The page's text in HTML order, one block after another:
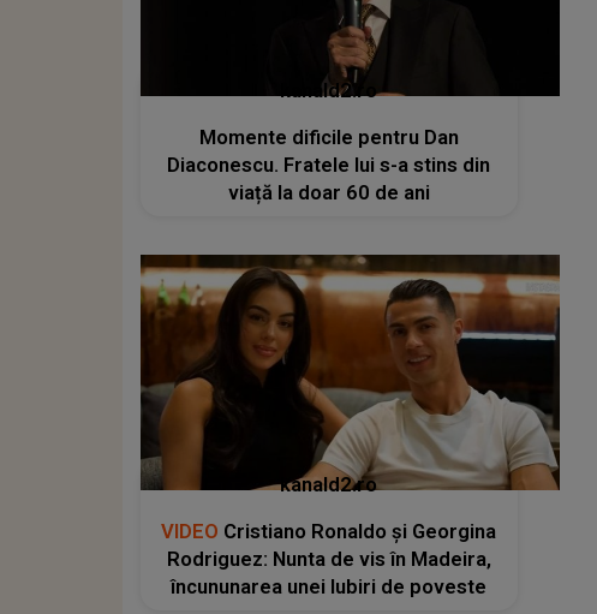
kanald2.ro
Momente dificile pentru Dan
Diaconescu. Fratele lui s-a stins din
viață la doar 60 de ani
kanald2.ro
VIDEO Cristiano Ronaldo și Georgina
Rodriguez: Nunta de vis în Madeira,
încununarea unei Iubiri de poveste